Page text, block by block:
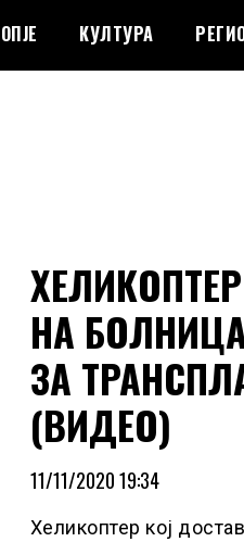
КУЛТУРА
НА
ЗА
(ВИДЕО)
11/11/2020 19:34
Хеликоптер кој